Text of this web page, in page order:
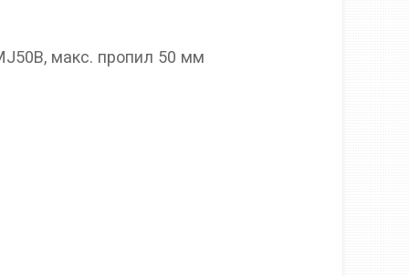
макс. пропил 50 мм